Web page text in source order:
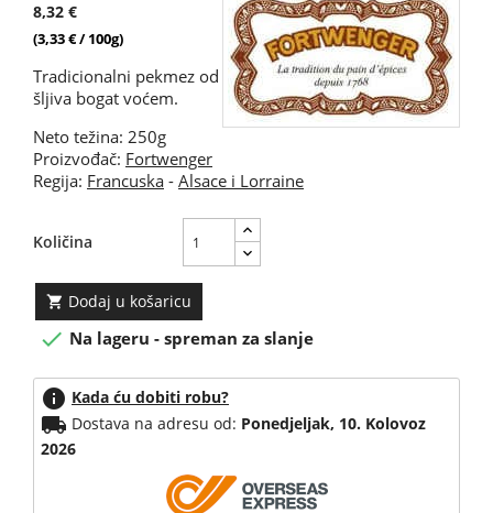
8,32 €
(3,33 € / 100g)
Tradicionalni pekmez od
šljiva bogat voćem.
Neto težina: 250g
Proizvođač: Fortwenger
Regija: Francuska - Alsace i Lorraine
Količina
 Dodaj u košaricu
 Na lageru - spreman za slanje
info Kada ću dobiti robu?
local_shipping Dostava na adresu od: Ponedjeljak, 10. Kolovoz
2026